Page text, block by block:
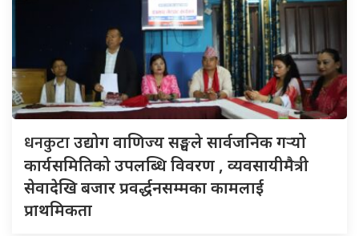
धनकुटाउद्योग वाणिज्य सङ्घले सार्वजनिक गर्‍यो
कार्यसमितिको उपलब्धि विवरण , व्यवसायीमैत्री
सेवादेखि बजार प्रवर्द्धनसम्मका कामलाई
प्राथमिकता